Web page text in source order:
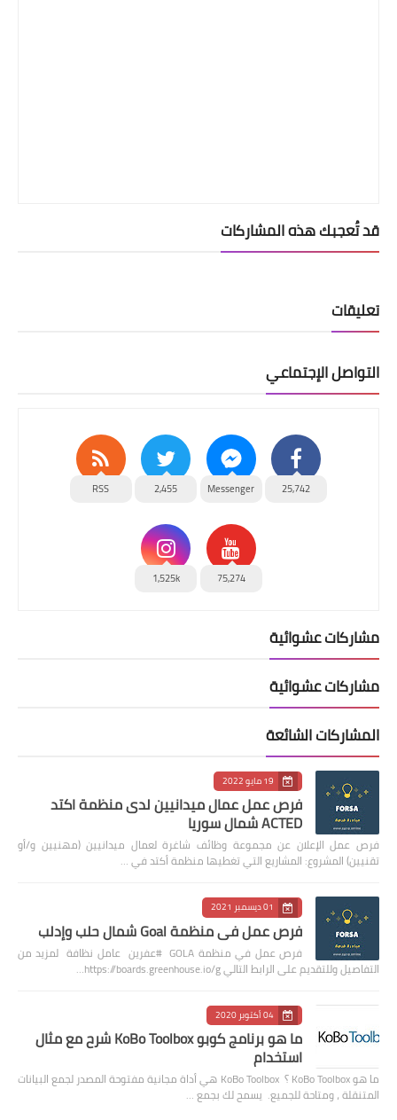
قد تُعجبك هذه المشاركات
تعليقات
التواصل الإجتماعي
25,742
Messenger
2,455
RSS
75,274
1,525k
مشاركات عشوائية
مشاركات عشوائية
المشاركات الشائعة
19 مايو 2022
فرص عمل عمال ميدانيين لدى منظمة اكتد
ACTED شمال سوريا
فرص عمل الإعلان عن مجموعة وظائف شاغرة لعمال ميدانيين (مهنيين و/أو
تقنيين) المشروع: المشاريع التي تغطيها منظمة أكتد في …
01 ديسمبر 2021
فرص عمل في منظمة Goal شمال حلب وإدلب
فرص عمل في منظمة GOLA #عفرين عامل نظافة لمزيد من
التفاصيل وللتقديم على الرابط التالي https://boards.greenhouse.io/g…
04 أكتوبر 2020
ما هو برنامج كوبو KoBo Toolbox شرح مع مثال
استخدام
ما هو KoBo Toolbox ؟ KoBo Toolbox هي أداة مجانية مفتوحة المصدر لجمع البيانات
المتنقلة ، ومتاحة للجميع. يسمح لك بجمع …